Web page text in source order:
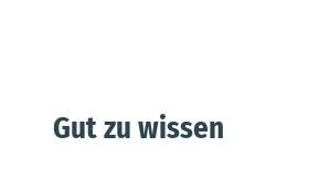
Gut zu wissen